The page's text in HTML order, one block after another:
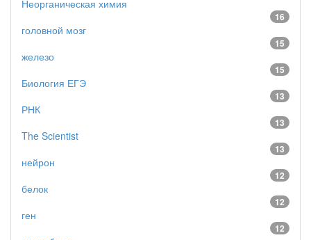
Неорганическая химия
16
головной мозг
15
железо
15
Биология ЕГЭ
13
РНК
13
The Scientist
13
нейрон
12
белок
12
ген
12